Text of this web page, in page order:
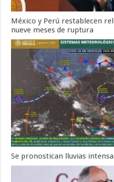
México y Perú restablecen
nueve meses de ruptura
Se pronostican lluvias